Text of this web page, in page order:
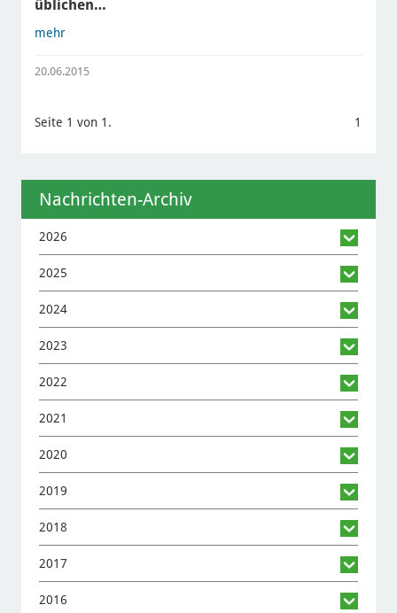
üblichen…
mehr
20.06.2015
Seite 1 von 1. 1
Nachrichten-Archiv
2026
2025
2024
2023
2022
2021
2020
2019
2018
2017
2016